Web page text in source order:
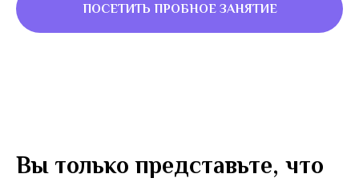
ПОСЕТИТЬ ПРОБНОЕ ЗАНЯТИЕ
Вы только представьте, что